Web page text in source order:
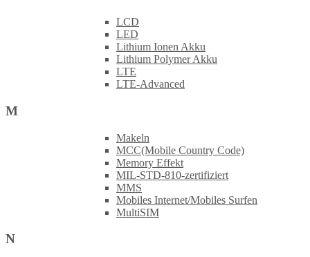
LCD
LED
Lithium Ionen Akku
Lithium Polymer Akku
LTE
LTE-Advanced
M
Makeln
MCC(Mobile Country Code)
Memory Effekt
MIL-STD-810-zertifiziert
MMS
Mobiles Internet/Mobiles Surfen
MultiSIM
N